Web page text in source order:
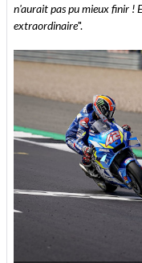
n'aurait pas pu mieux finir !
extraordinaire".